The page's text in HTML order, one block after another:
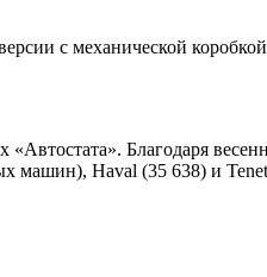
с механической
Благодаря
машин), Haval (35 638) и